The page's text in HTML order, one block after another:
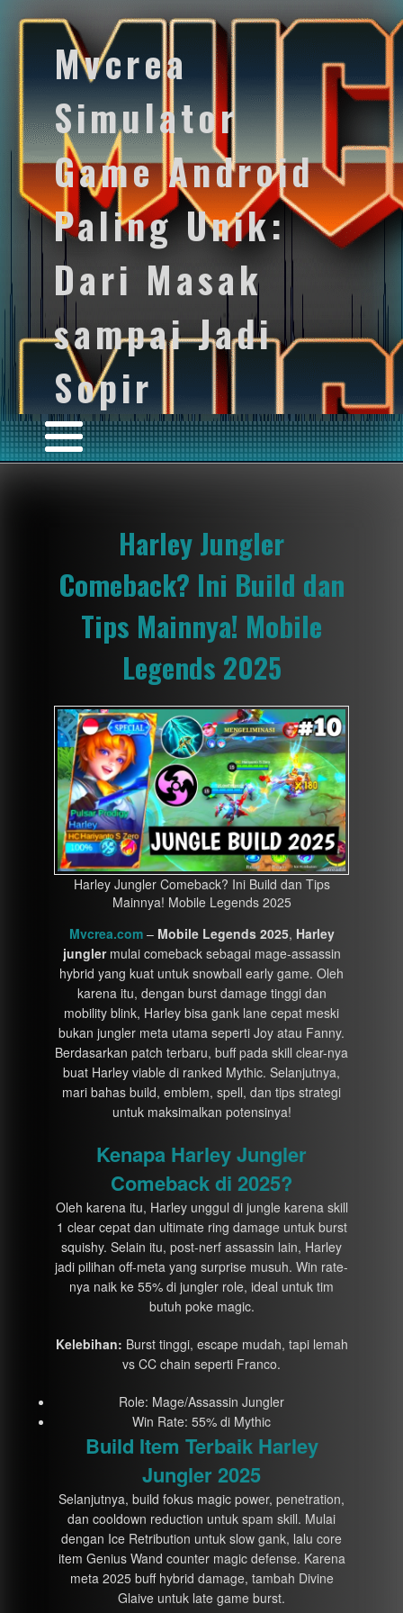
Mvcrea
Simulator
Game Android
Paling Unik:
Dari Masak
sampai Jadi
Sopir
Harley Jungler
Comeback? Ini Build dan
Tips Mainnya! Mobile
Legends 2025
Harley Jungler Comeback? Ini Build dan Tips
Mainnya! Mobile Legends 2025
Mvcrea.com– Mobile Legends 2025, Harley
junglermulai comeback sebagai mage-assassin
hybrid yang kuat untuk snowball early game. Oleh
karena itu, dengan burst damage tinggi dan
mobility blink, Harley bisa gank lane cepat meski
bukan jungler meta utama seperti Joy atau Fanny.
Berdasarkan patch terbaru, buff pada skill clear-nya
buat Harley viable di ranked Mythic. Selanjutnya,
mari bahas build, emblem, spell, dan tips strategi
untuk maksimalkan potensinya!
Kenapa Harley Jungler
Comeback di 2025?
Oleh karena itu, Harley unggul di jungle karena skill
1 clear cepat dan ultimate ring damage untuk burst
squishy. Selain itu, post-nerf assassin lain, Harley
jadi pilihan off-meta yang surprise musuh. Win rate-
nya naik ke 55% di jungler role, ideal untuk tim
butuh poke magic.
Kelebihan: Burst tinggi, escape mudah, tapi lemah
vs CC chain seperti Franco.
Role: Mage/Assassin Jungler
Win Rate: 55% di Mythic
Build Item Terbaik Harley
Jungler 2025
Selanjutnya, build fokus magic power, penetration,
dan cooldown reduction untuk spam skill. Mulai
dengan Ice Retribution untuk slow gank, lalu core
item Genius Wand counter magic defense. Karena
meta 2025 buff hybrid damage, tambah Divine
Glaive untuk late game burst.